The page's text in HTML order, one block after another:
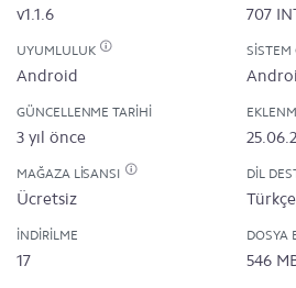
v1.1.6 707
UYUMLULUK
Android
SISTEM
GÜNCELLENME TARIHI
3 yıl önce
MAĞAZA LISANSI
Ücretsiz
DIL
İNDIRILME
17
DOSYA
546